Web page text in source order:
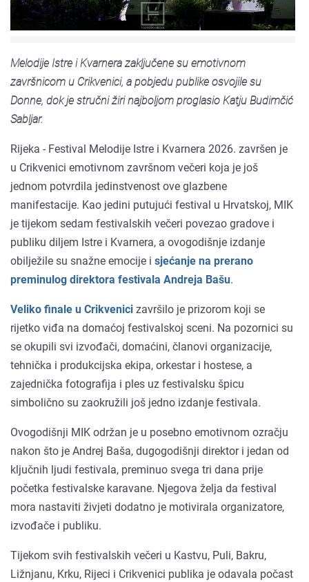
Melodije Istre i Kvarnera zaključene su emotivnom
završnicom u Crikvenici, a pobjedu publike osvojile su
Donne, dok je stručni žiri najboljom proglasio Katju Budimčić
Sabljar.
Rijeka - Festival Melodije Istre i Kvarnera 2026. završen je
u Crikvenici emotivnom završnom večeri koja je još
jednom potvrdila jedinstvenost ove glazbene
manifestacije. Kao jedini putujući festival u Hrvatskoj, MIK
je tijekom sedam festivalskih večeri povezao gradove i
publiku diljem Istre i Kvarnera, a ovogodišnje izdanje
obilježile su snažne emocije i sjećanje na prerano
preminulog direktora festivala Andreja Bašu.
Veliko finale u Crikvenici završilo je prizorom koji se
rijetko viđa na domaćoj festivalskoj sceni. Na pozornici su
se okupili svi izvođači, domaćini, članovi organizacije,
tehnička i produkcijska ekipa, orkestar i hostese, a
zajednička fotografija i ples uz festivalsku špicu
simbolično su zaokružili još jedno izdanje festivala.
Ovogodišnji MIK održan je u posebno emotivnom ozračju
nakon što je Andrej Baša, dugogodišnji direktor i jedan od
ključnih ljudi festivala, preminuo svega tri dana prije
početka festivalske karavane. Njegova želja da festival
mora nastaviti živjeti dodatno je motivirala organizatore,
izvođače i publiku.
Tijekom svih festivalskih večeri u Kastvu, Puli, Bakru,
Ližnjanu, Krku, Rijeci i Crikvenici publika je odavala počast